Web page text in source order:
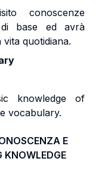
conoscenze
di base ed avrà
quotidiana.
knowledge of
vocabulary.
E
KNOWLEDGE